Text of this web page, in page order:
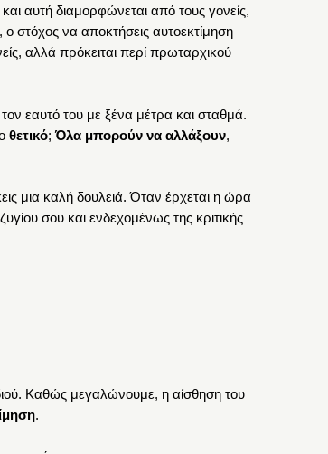
αυτή διαμορφώνεται από τους γονείς,
στόχος να αποκτήσεις αυτοεκτίμηση
αλλά πρόκειται περί πρωταρχικού
εαυτό του με ξένα μέτρα και σταθμά.
θετικό;Όλα μπορούν να αλλάξουν,
μια καλή δουλειά. Όταν έρχεται η ώρα
σου και ενδεχομένως της κριτικής
Καθώς μεγαλώνουμε, η αίσθηση του
.